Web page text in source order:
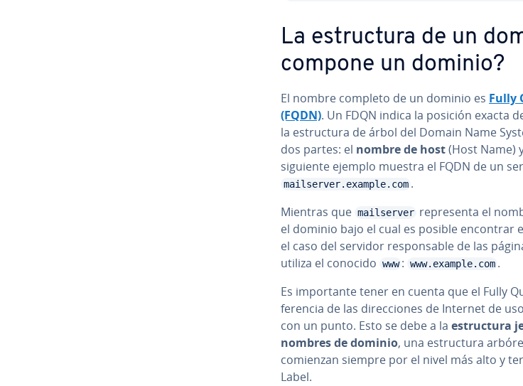
La es­tru­c­tu­ra de un
compone un dominio?
El nombre completo de un dominio es Fully
(FQDN). Un FDQN indica la posición exacta
la es­tru­c­tu­ra de árbol del Domain Name
dos partes: el nombre de host(Host Name)
siguiente ejemplo muestra el FQDN de un
mailserver.example.com .
Mientras que mailserver re­pre­se­n­ta el
el dominio bajo el cual es posible encontrar
el caso del servidor re­s­po­n­sa­ble de las
utiliza el conocido www : www.example.com .
Es im­po­r­ta­n­te tener en cuenta que el Fully
fe­re­n­cia de las di­re­c­cio­nes de Internet de
con un punto. Esto se debe a la es­tru­c­tu­ra
nombres de dominio, una es­tru­c­tu­ra
comienzan siempre por el nivel más alto y
Label.